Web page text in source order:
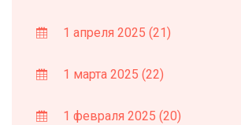
1 апреля 2025 (21)
1 марта 2025 (22)
1 февраля 2025 (20)